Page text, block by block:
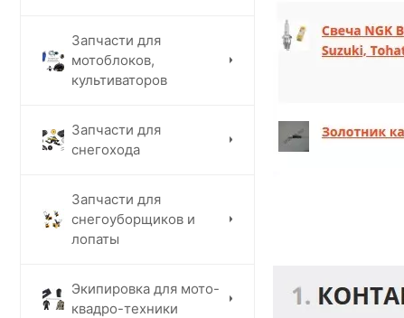
Запчасти для
мотоблоков,
культиваторов
Запчасти для
снегохода
Запчасти для
снегоуборщиков и
лопаты
Экипировка для мото-
квадро-техники